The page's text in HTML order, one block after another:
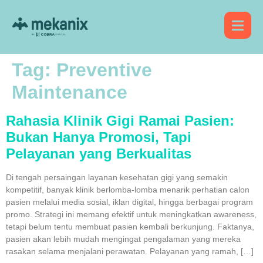
Tag: Preventive
Maintenance
Rahasia Klinik Gigi Ramai Pasien:
Bukan Hanya Promosi, Tapi
Pelayanan yang Berkualitas
Di tengah persaingan layanan kesehatan gigi yang semakin
kompetitif, banyak klinik berlomba-lomba menarik perhatian calon
pasien melalui media sosial, iklan digital, hingga berbagai program
promo. Strategi ini memang efektif untuk meningkatkan awareness,
tetapi belum tentu membuat pasien kembali berkunjung. Faktanya,
pasien akan lebih mudah mengingat pengalaman yang mereka
rasakan selama menjalani perawatan. Pelayanan yang ramah, […]